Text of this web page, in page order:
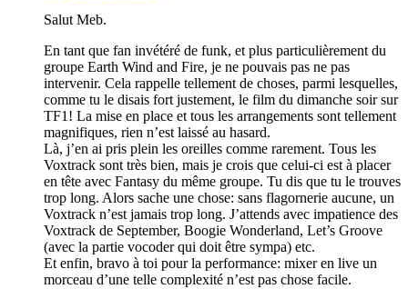
Salut Meb.
En tant que fan invétéré de funk, et plus particulièrement du
groupe Earth Wind and Fire, je ne pouvais pas ne pas
intervenir. Cela rappelle tellement de choses, parmi lesquelles,
comme tu le disais fort justement, le film du dimanche soir sur
TF1! La mise en place et tous les arrangements sont tellement
magnifiques, rien n’est laissé au hasard.
Là, j’en ai pris plein les oreilles comme rarement. Tous les
Voxtrack sont très bien, mais je crois que celui-ci est à placer
en tête avec Fantasy du même groupe. Tu dis que tu le trouves
trop long. Alors sache une chose: sans flagornerie aucune, un
Voxtrack n’est jamais trop long. J’attends avec impatience des
Voxtrack de September, Boogie Wonderland, Let’s Groove
(avec la partie vocoder qui doit être sympa) etc.
Et enfin, bravo à toi pour la performance: mixer en live un
morceau d’une telle complexité n’est pas chose facile.